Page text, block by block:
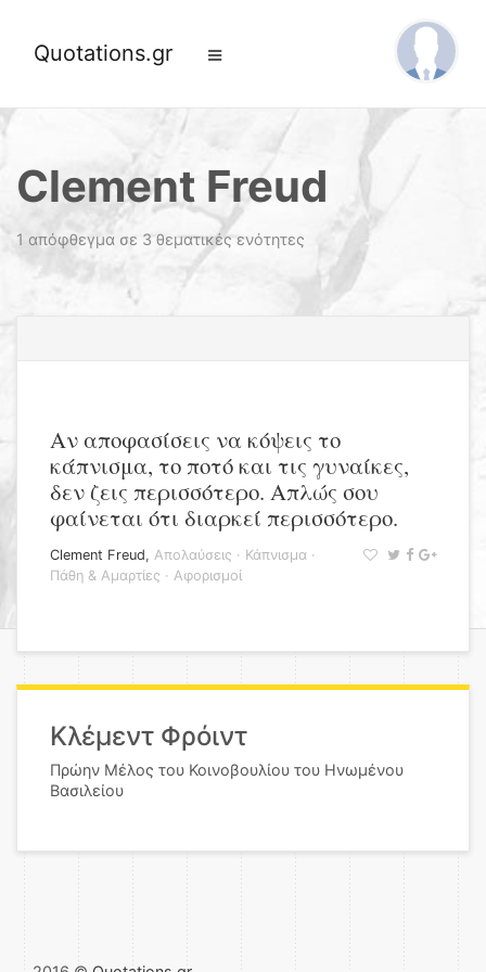
Quotations.gr
Clement Freud
1 απόφθεγμα σε 3 θεματικές ενότητες
Αν αποφασίσεις να κόψεις το
κάπνισμα, το ποτό και τις γυναίκες,
δεν ζεις περισσότερο. Απλώς σου
φαίνεται ότι διαρκεί περισσότερο.
Clement Freud, Απολαύσεις · Κάπνισμα ·
Πάθη & Αμαρτίες · Αφορισμοί
Κλέμεντ Φρόιντ
Πρώην Μέλος του Κοινοβουλίου του Ηνωμένου
Βασιλείου